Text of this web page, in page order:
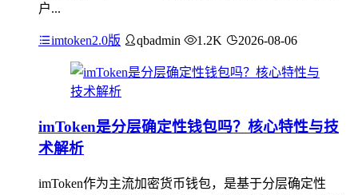
户...
imtoken2.0版 qbadmin 1.2K 2026-08-06
imToken是分层确定性钱包吗？核心特性与技
术解析
imToken作为主流加密货币钱包，是基于分层确定性